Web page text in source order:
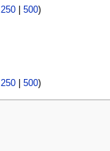
250| 500)
250| 500)